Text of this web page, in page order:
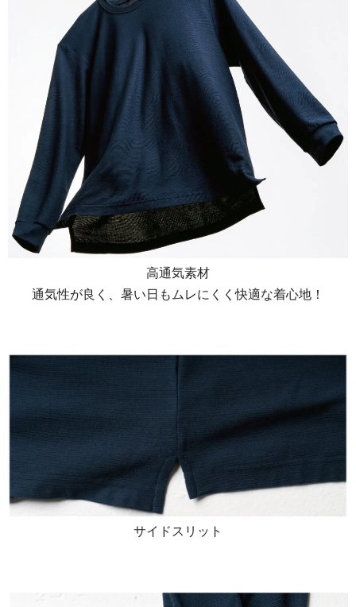
高通気素材
通気性が良く、暑い日もムレにくく快適な着心地！
サイドスリット